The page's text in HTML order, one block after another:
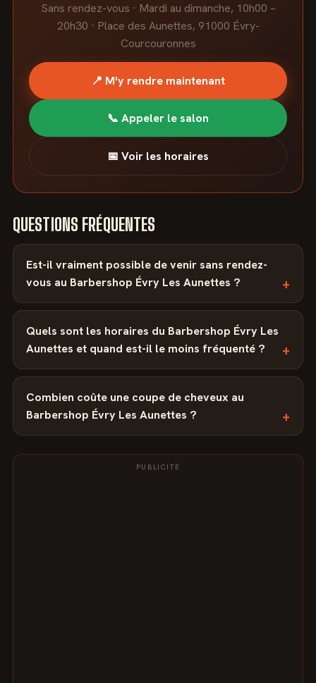
Sans rendez-vous · Mardi au dimanche, 10h00 –
20h30 · Place des Aunettes, 91000 Évry-
Courcouronnes
📍 M'y rendre maintenant
📞 Appeler le salon
📅 Voir les horaires
QUESTIONS FRÉQUENTES
Est-il vraiment possible de venir sans rendez-
vous au Barbershop Évry Les Aunettes ?
Quels sont les horaires du Barbershop Évry Les
Aunettes et quand est-il le moins fréquenté ?
Combien coûte une coupe de cheveux au
Barbershop Évry Les Aunettes ?
PUBLICITÉ